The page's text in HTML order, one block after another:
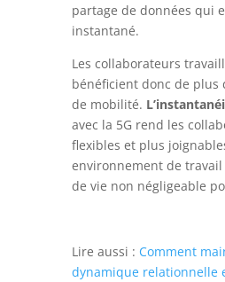
partage de données qui
instantané.
Les collaborateurs
bénéficient donc de plus
de mobilité.
avec la 5G rend les
flexibles et plus
environnement de
de vie non négligeable
Lire aussi : Comment
dynamique relationnelle